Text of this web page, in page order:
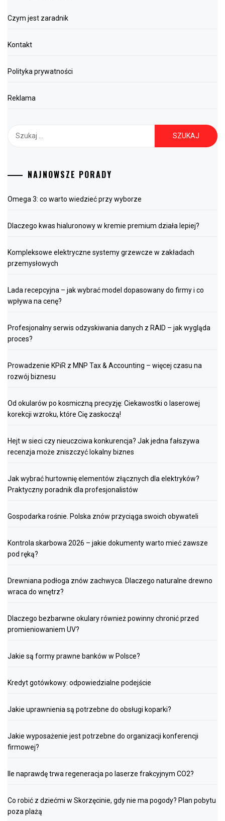
Czym jest zaradnik
Kontakt
Polityka prywatności
Reklama
NAJNOWSZE PORADY
Omega 3: co warto wiedzieć przy wyborze
Dlaczego kwas hialuronowy w kremie premium działa lepiej?
Kompleksowe elektryczne systemy grzewcze w zakładach
przemysłowych
Lada recepcyjna – jak wybrać model dopasowany do firmy i co
wpływa na cenę?
Profesjonalny serwis odzyskiwania danych z RAID – jak wygląda
proces?
Prowadzenie KPiR z MNP Tax & Accounting – więcej czasu na
rozwój biznesu
Od okularów po kosmiczną precyzję: Ciekawostki o laserowej
korekcji wzroku, które Cię zaskoczą!
Hejt w sieci czy nieuczciwa konkurencja? Jak jedna fałszywa
recenzja może zniszczyć lokalny biznes
Jak wybrać hurtownię elementów złącznych dla elektryków?
Praktyczny poradnik dla profesjonalistów
Gospodarka rośnie. Polska znów przyciąga swoich obywateli
Kontrola skarbowa 2026 – jakie dokumenty warto mieć zawsze
pod ręką?
Drewniana podłoga znów zachwyca. Dlaczego naturalne drewno
wraca do wnętrz?
Dlaczego bezbarwne okulary również powinny chronić przed
promieniowaniem UV?
Jakie są formy prawne banków w Polsce?
Kredyt gotówkowy: odpowiedzialne podejście
Jakie uprawnienia są potrzebne do obsługi koparki?
Jakie wyposażenie jest potrzebne do organizacji konferencji
firmowej?
Ile naprawdę trwa regeneracja po laserze frakcyjnym CO2?
Co robić z dziećmi w Skorzęcinie, gdy nie ma pogody? Plan pobytu
poza plażą